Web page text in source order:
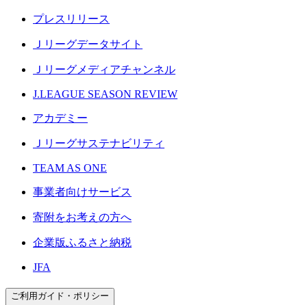
プレスリリース
Ｊリーグデータサイト
Ｊリーグメディアチャンネル
J.LEAGUE SEASON REVIEW
アカデミー
Ｊリーグサステナビリティ
TEAM AS ONE
事業者向けサービス
寄附をお考えの方へ
企業版ふるさと納税
JFA
ご利用ガイド・ポリシー